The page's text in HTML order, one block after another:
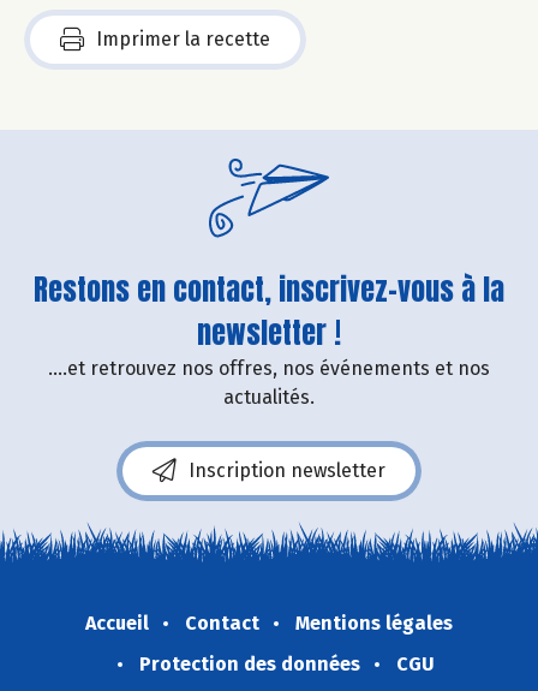
Imprimer la recette
Restons en contact, inscrivez-vous à la
newsletter !
....et retrouvez nos offres, nos événements et nos
actualités.
Inscription newsletter
Accueil Contact
Mentions légales
Protection des données
CGU